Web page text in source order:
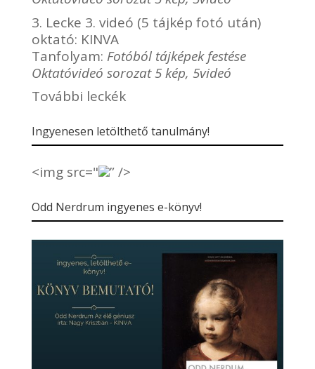
3. Lecke 3. videó (5 tájkép fotó után)
oktató: KINVA
Tanfolyam: Fotóból tájképek festése
Oktatóvideó sorozat 5 kép, 5videó
További leckék
Ingyenesen letölthető tanulmány!
<img src=" ” />
Odd Nerdrum ingyenes e-könyv!